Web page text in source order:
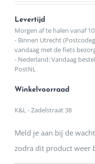
Levertijd
Morgen af te halen vanaf
- Binnen Utrecht
vandaag met de fiets
- Nederland: Vandaag
PostNL
Winkelvoorraad
K&L - Zadelstraat 38
Meld je aan bij de
zodra dit product weer